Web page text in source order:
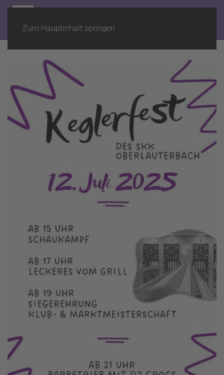
Zum Hauptinhalt springen